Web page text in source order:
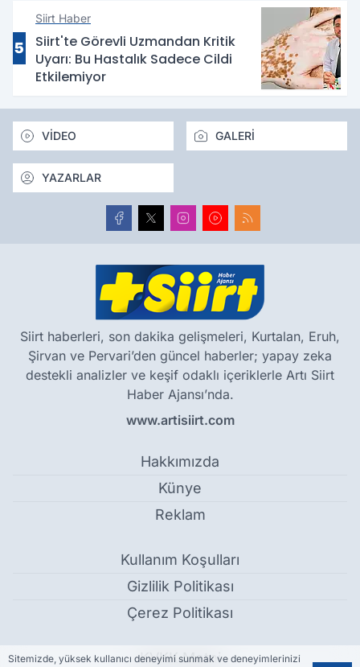
5
Siirt Haber
Siirt'te Görevli Uzmandan Kritik
Uyarı: Bu Hastalık Sadece Cildi
Etkilemiyor
VİDEO GALERİ
YAZARLAR
Siirt haberleri, son dakika gelişmeleri, Kurtalan, Eruh,
Şirvan ve Pervari’den güncel haberler; yapay zeka
destekli analizler ve keşif odaklı içeriklerle Artı Siirt
Haber Ajansı’nda.
www.artisiirt.com
Hakkımızda
Künye
Reklam
Kullanım Koşulları
Gizlilik Politikası
Çerez Politikası
KVKK Metni
Sitemizde, yüksek kullanıcı deneyimi sunmak ve deneyimlerinizi